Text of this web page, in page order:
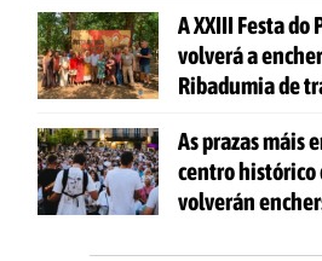
A XXIII Festa do
volverá a
Ribadumia de
todas as idades
As prazas máis
centro histórico
volverán